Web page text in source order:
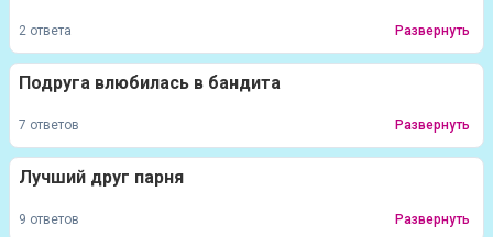
2 ответа Развернуть
Подруга влюбилась в бандита
7 ответов Развернуть
Лучший друг парня
9 ответов Развернуть